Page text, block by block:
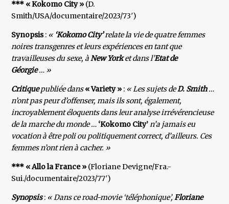
*** « Kokomo City » (D.
Smith/USA/documentaire/2023/73′)
Synopsis: «‘Kokomo City’relate la vie de quatre femmes
noires transgenres et leurs expériences en tant que
travailleuses du sexe, àNew Yorket dans l’Etat de
Géorgie… »
Critiquepubliée dans« Variety » : « Les sujets deD. Smith…
n’ont pas peur d’offenser, mais ils sont, également,
incroyablement éloquents dans leur analyse irrévérencieuse
de la marche du monde … ‘Kokomo City’n’a jamais eu
vocation à être poli ou politiquement correct, d’ailleurs. Ces
femmes n’ont rien à cacher. »
*** « Allo la France » (Floriane Devigne/Fra.-
Sui./documentaire/2023/77′)
Synopsis: « Dans ce road-movie ‘téléphonique’,Floriane